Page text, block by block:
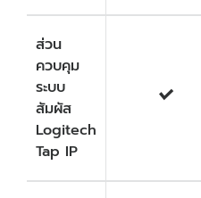
ส่วน
ควบคุม
ระบบ
สัมผัส
Logitech
Tap IP